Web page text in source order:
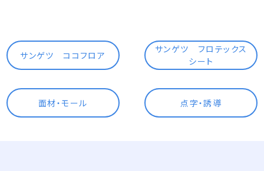
サンゲツ ココフロア
サンゲツ フロテックス
シート
面材・モール 点字・誘導